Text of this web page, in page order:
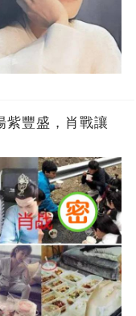
紫豐盛，肖戰讓